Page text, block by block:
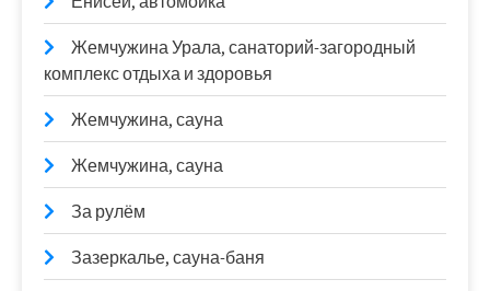
Жемчужина Урала, санаторий-загородный
комплекс отдыха и здоровья
Жемчужина, сауна
Жемчужина, сауна
За рулём
Зазеркалье, сауна-баня